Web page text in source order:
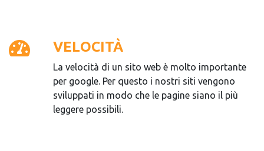
VELOCITÀ
La velocità di un sito web è molto importante
per google. Per questo i nostri siti vengono
sviluppati in modo che le pagine siano il più
leggere possibili.